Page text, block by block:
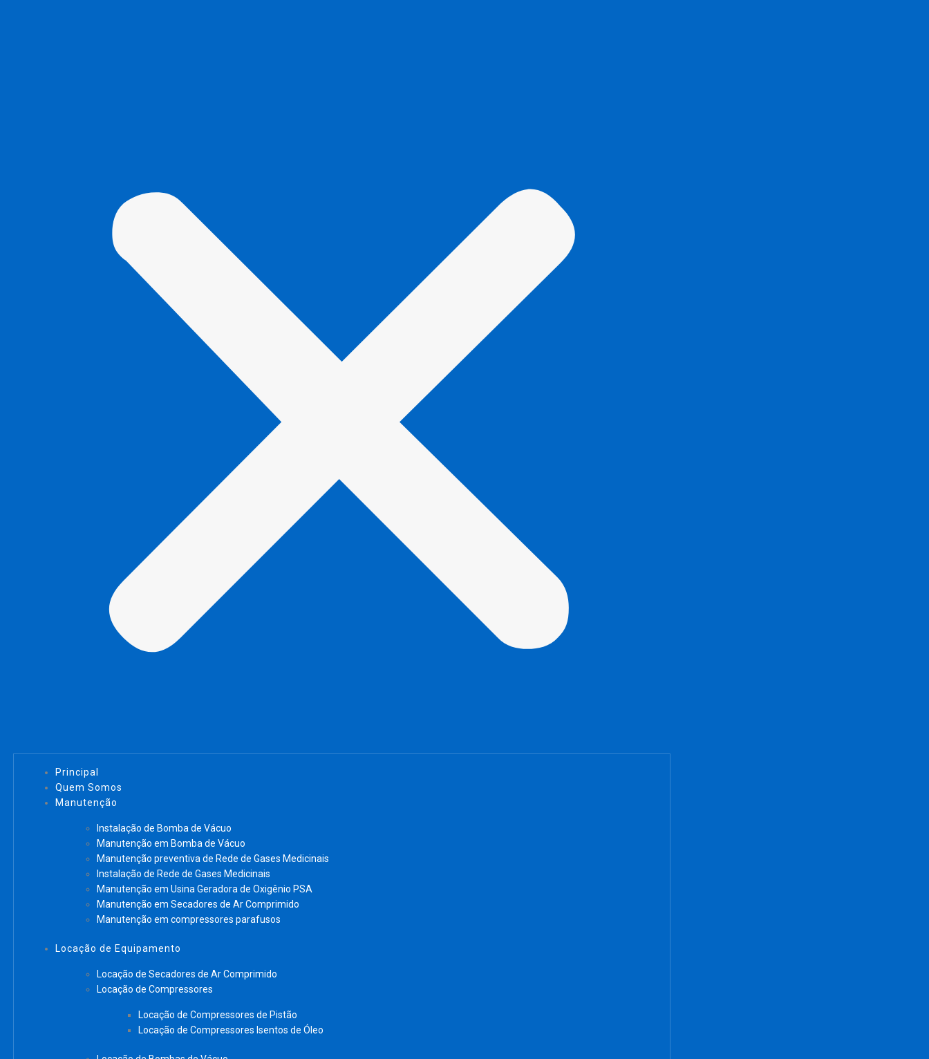
Principal
Quem Somos
Manutenção
Instalação de Bomba de Vácuo
Manutenção em Bomba de Vácuo
Manutenção preventiva de Rede de Gases Medicinais
Instalação de Rede de Gases Medicinais
Manutenção em Usina Geradora de Oxigênio PSA
Manutenção em Secadores de Ar Comprimido
Manutenção em compressores parafusos
Locação de Equipamento
Locação de Secadores de Ar Comprimido
Locação de Compressores
Locação de Compressores de Pistão
Locação de Compressores Isentos de Óleo